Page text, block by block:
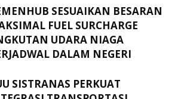
SESUAIKAN BESARAN
FUEL SURCHARGE
UDARA NIAGA
DALAM NEGERI
SISTRANAS PERKUAT